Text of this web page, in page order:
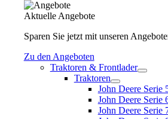
Aktuelle Angebote
Sparen Sie jetzt mit unseren
Zu den Angeboten
Traktoren & Frontlader
Traktoren
John Deere Serie
John Deere Serie
John Deere Serie